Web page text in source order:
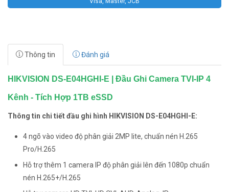
Thông tin Đánh giá
HIKVISION DS-E04HGHI-E | Đầu Ghi Camera TVI-IP 4
Kênh - Tích Hợp 1TB eSSD
Thông tin chi tiết đầu ghi hình HIKVISION DS-E04HGHI-E:
4 ngõ vào video độ phân giải 2MP lite, chuẩn nén H.265
Pro/H.265
Hỗ trợ thêm 1 camera IP độ phân giải lên đến 1080p chuẩn
nén H.265+/H.265